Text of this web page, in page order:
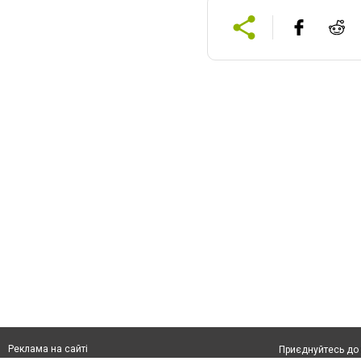
Реклама на сайті
Приєднуйтесь до